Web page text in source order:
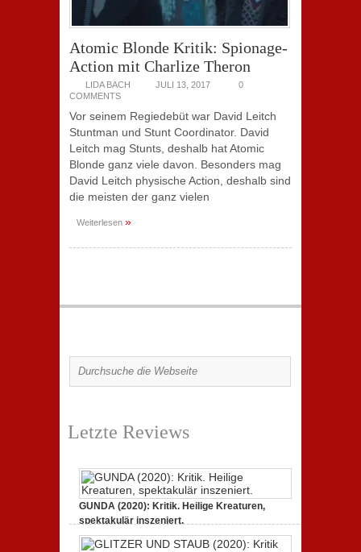
Atomic Blonde Kritik: Spionage-
Action mit Charlize Theron
LIDA BACH JULI 13, 2017
0
COMMENTS
Vor seinem Regiedebüt war David Leitch
Stuntman und Stunt Coordinator. David
Leitch mag Stunts, deshalb hat Atomic
Blonde ganz viele davon. Besonders mag
David Leitch physische Action, deshalb sind
die meisten der ganz vielen
Weiterlesen »
Letzte Reviews
GUNDA (2020): Kritik. Heilige Kreaturen,
spektakulär inszeniert.